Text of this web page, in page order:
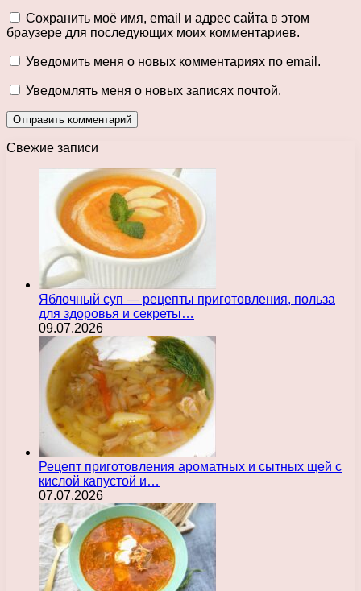
Сохранить моё имя, email и адрес сайта в этом
браузере для последующих моих комментариев.
Уведомить меня о новых комментариях по email.
Уведомлять меня о новых записях почтой.
Свежие записи
Яблочный суп — рецепты приготовления, польза
для здоровья и секреты…
09.07.2026
Рецепт приготовления ароматных и сытных щей с
кислой капустой и…
07.07.2026